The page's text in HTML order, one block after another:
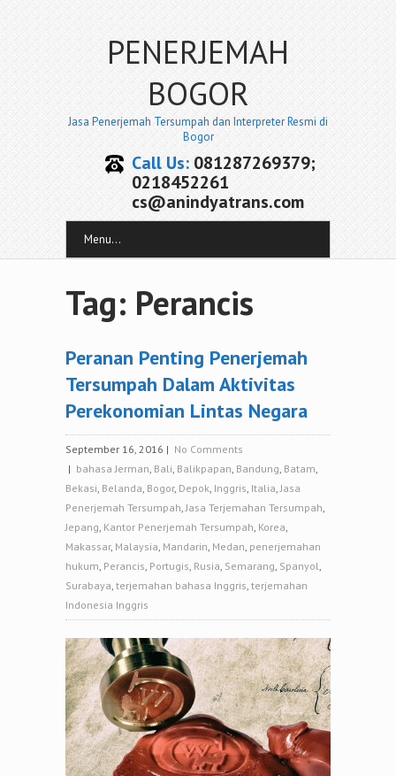
PENERJEMAH
BOGOR
Jasa Penerjemah Tersumpah dan Interpreter Resmi di
Bogor
Call Us:081287269379;
0218452261
cs@anindyatrans.com
Menu...
Tag: Perancis
Peranan Penting Penerjemah
Tersumpah Dalam Aktivitas
Perekonomian Lintas Negara
September 16, 2016 | No Comments
| bahasa Jerman, Bali, Balikpapan, Bandung, Batam,
Bekasi, Belanda, Bogor, Depok, Inggris, Italia,Jasa
Penerjemah Tersumpah,Jasa Terjemahan Tersumpah,
Jepang, Kantor Penerjemah Tersumpah, Korea,
Makassar, Malaysia, Mandarin, Medan, penerjemahan
hukum, Perancis, Portugis, Rusia, Semarang, Spanyol,
Surabaya, terjemahan bahasa Inggris, terjemahan
Indonesia Inggris